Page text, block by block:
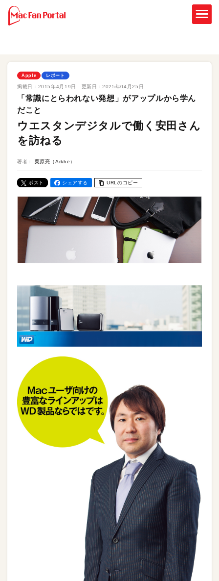
Apple レポート
掲載日： 2015年4月19日 更新日：2025年04月25日
「常識にとらわれない発想」がアップルから学ん
だこと
ウエスタンデジタルで働く安田さん
を訪ねる
著者： 栗原亮（Arkhē）
ポスト シェアする URLのコピー